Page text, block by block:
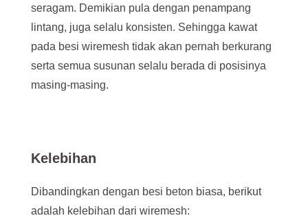
seragam. Demikian pula dengan penampang
lintang, juga selalu konsisten. Sehingga kawat
pada besi wiremesh tidak akan pernah berkurang
serta semua susunan selalu berada di posisinya
masing-masing.
Kelebihan
Dibandingkan dengan besi beton biasa, berikut
adalah kelebihan dari wiremesh: